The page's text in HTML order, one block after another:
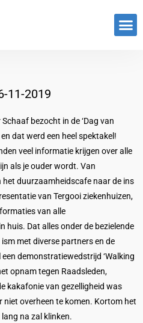
11-2019
bezocht in de ‘Dag van
dat werd een heel spektakel!
veel informatie krijgen over alle
als je ouder wordt. Van
duurzaamheidscafe naar de ins
van Tergooi ziekenhuizen,
van alle
huis. Dat alles onder de bezielende
met diverse partners en de
demonstratiewedstrijd ‘Walking
opnam tegen Raadsleden,
kakafonie van gezelligheid was
overheen te komen. Kortom het
na zal klinken.